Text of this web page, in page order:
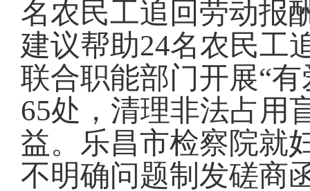
名农民工追 回劳动报
建议帮助24名农民工
联合职能部门开展“
65处，清理非法占用
益。 乐昌市检察院就
不明确问题制发磋商